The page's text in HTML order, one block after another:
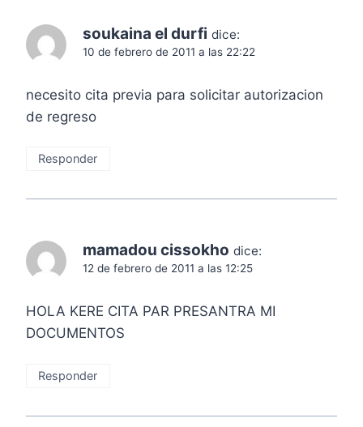
soukaina el durfi dice:
10 de febrero de 2011 a las 22:22
necesito cita previa para solicitar autorizacion
de regreso
Responder
mamadou cissokho dice:
12 de febrero de 2011 a las 12:25
HOLA KERE CITA PAR PRESANTRA MI
DOCUMENTOS
Responder